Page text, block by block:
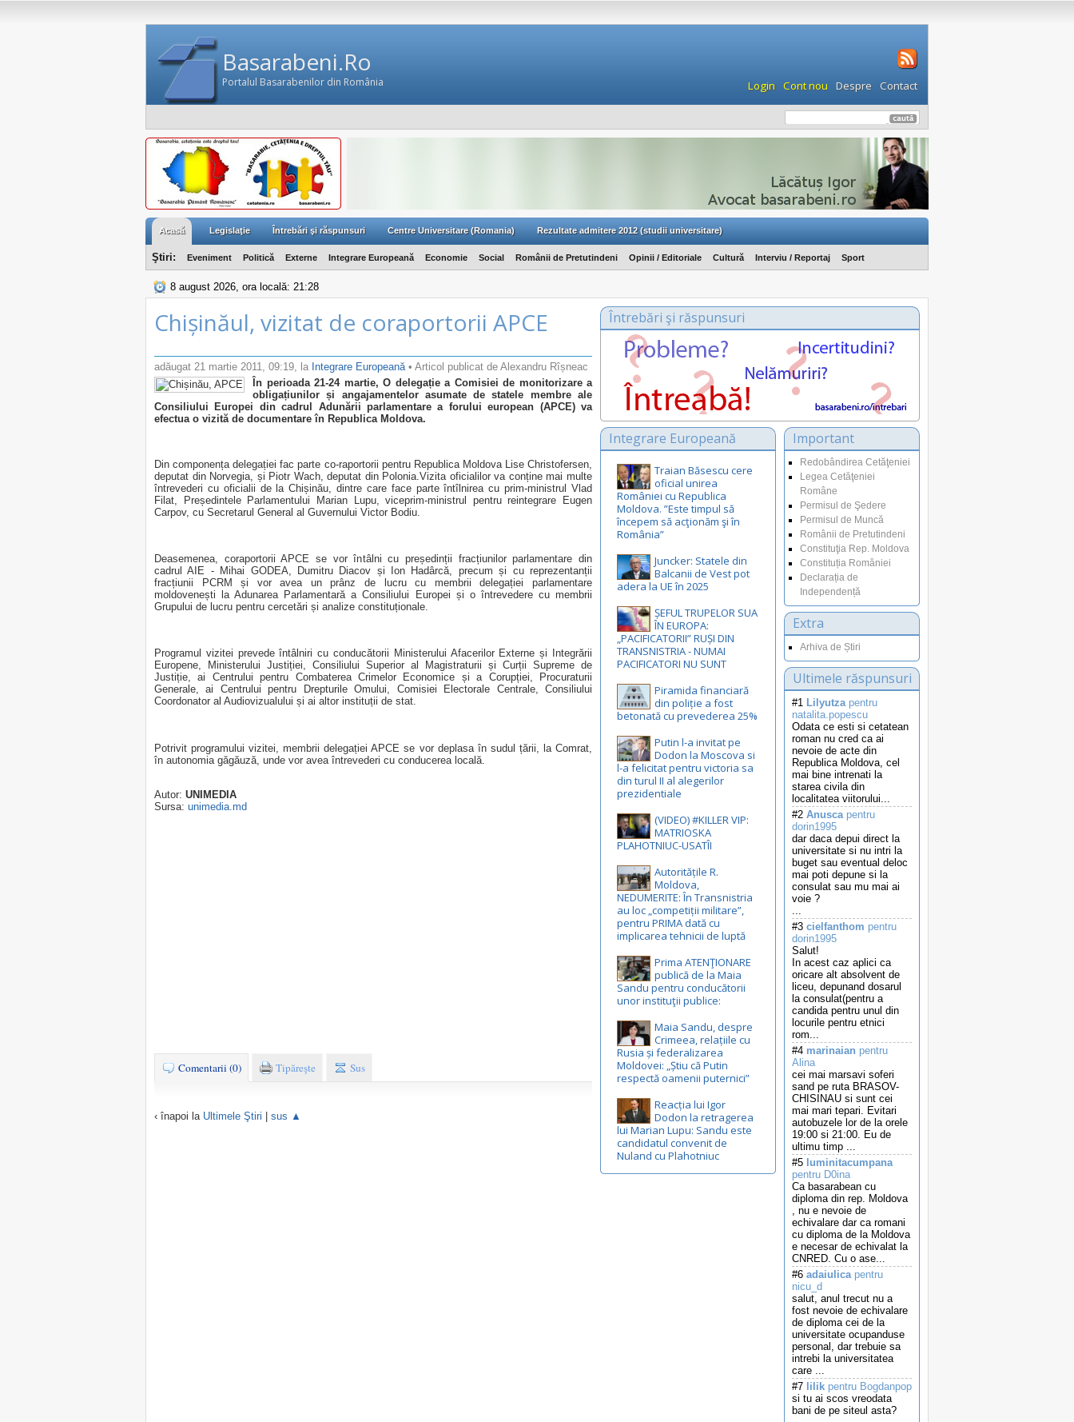
Basarabeni.Ro
Portalul Basarabenilor din România Login Cont nou Despre Contact
Acasă Legislaţie Întrebări şi răspunsuri Centre Universitare (Romania) Rezultate admitere 2012 (studii universitare)
Ştiri: Eveniment Politică Externe Integrare Europeană Economie Social Românii de Pretutindeni Opinii / Editoriale Cultură Interviu / Reportaj Sport
8 august 2026, ora locală: 21:28
Chișinăul, vizitat de coraportorii APCE
adăugat 21 martie 2011, 09:19, la Integrare Europeană • Articol publicat de Alexandru Rîșneac
În perioada 21-24 martie, O delegație a Comisiei de monitorizare a
obligațiunilor și angajamentelor asumate de statele membre ale
Consiliului Europei din cadrul Adunării parlamentare a forului european (APCE) va
efectua o vizită de documentare în Republica Moldova.
Din componența delegației fac parte co-raportorii pentru Republica Moldova Lise Christofersen,
deputat din Norvegia, și Piotr Wach, deputat din Polonia.Vizita oficialilor va conține mai multe
întrevederi cu oficialii de la Chișinău, dintre care face parte întîlnirea cu prim-ministrul Vlad
Filat, Președintele Parlamentului Marian Lupu, viceprim-ministrul pentru reintegrare Eugen
Carpov, cu Secretarul General al Guvernului Victor Bodiu.
Deasemenea, coraportorii APCE se vor întâlni cu președinții fracțiunilor parlamentare din
cadrul AIE - Mihai GODEA, Dumitru Diacov și Ion Hadârcă, precum și cu reprezentanții
fracțiunii PCRM și vor avea un prânz de lucru cu membrii delegației parlamentare
moldovenești la Adunarea Parlamentară a Consiliului Europei și o întrevedere cu membrii
Grupului de lucru pentru cercetări și analize constituționale.
Programul vizitei prevede întâlniri cu conducătorii Ministerului Afacerilor Externe și Integrării
Europene, Ministerului Justiției, Consiliului Superior al Magistraturii și Curții Supreme de
Justiție, ai Centrului pentru Combaterea Crimelor Economice și a Corupției, Procuraturii
Generale, ai Centrului pentru Drepturile Omului, Comisiei Electorale Centrale, Consiliului
Coordonator al Audiovizualului și ai altor instituții de stat.
Potrivit programului vizitei, membrii delegației APCE se vor deplasa în sudul țării, la Comrat,
în autonomia găgăuză, unde vor avea întrevederi cu conducerea locală.
Autor: UNIMEDIA
Sursa: unimedia.md
Comentarii (0) Tipăreşte Sus
‹ înapoi la Ultimele Ştiri sus ▲
Întrebări şi răspunsuri
Important
Redobândirea Cetăţeniei
Legea Cetăţeniei
Române
Permisul de Şedere
Permisul de Muncă
Românii de Pretutindeni
Constituţia Rep. Moldova
Constituția României
Declarația de
Independență
Extra
Arhiva de Știri
Ultimele răspunsuri
#1 Lilyutzapentru
natalita.popescu
Odata ce esti si cetatean
roman nu cred ca ai
nevoie de acte din
Republica Moldova, cel
mai bine intrenati la
starea civila din
localitatea viitorului...
#2 Anuscapentru
dorin1995
dar daca depui direct la
universitate si nu intri la
buget sau eventual deloc
mai poti depune si la
consulat sau mu mai ai
voie ?
...
#3 cielfanthom pentru
dorin1995
Salut!
In acest caz aplici ca
oricare alt absolvent de
liceu, depunand dosarul
la consulat(pentru a
candida pentru unul din
locurile pentru etnici
rom...
#4 marinaian pentru
Alina
cei mai marsavi soferi
sand pe ruta BRASOV-
CHISINAU si sunt cei
mai mari tepari. Evitari
autobuzele lor de la orele
19:00 si 21:00. Eu de
ultimu timp ...
#5 luminitacumpana
pentru D0ina
Ca basarabean cu
diploma din rep. Moldova
, nu e nevoie de
echivalare dar ca romani
cu diploma de la Moldova
e necesar de echivalat la
CNRED. Cu o ase...
#6 adaiulicapentru
nicu_d
salut, anul trecut nu a
fost nevoie de echivalare
de diploma cei de la
universitate ocupanduse
personal, dar trebuie sa
intrebi la universitatea
care ...
#7 lilik pentru Bogdanpop
si tu ai scos vreodata
bani de pe siteul asta?
Integrare Europeană
Traian Băsescu cere
oficial unirea
României cu Republica
Moldova. ”Este timpul să
începem să acţionăm şi în
România”
Juncker: Statele din
Balcanii de Vest pot
adera la UE în 2025
ȘEFUL TRUPELOR SUA
ÎN EUROPA:
„PACIFICATORII” RUȘI DIN
TRANSNISTRIA - NUMAI
PACIFICATORI NU SUNT
Piramida financiară
din poliție a fost
betonată cu prevederea 25%
Putin l-a invitat pe
Dodon la Moscova si
l-a felicitat pentru victoria sa
din turul II al alegerilor
prezidentiale
(VIDEO) #KILLER VIP:
MATRIOSKA
PLAHOTNIUC-USATÎI
Autoritățile R.
Moldova,
NEDUMERITE: În Transnistria
au loc „competiții militare”,
pentru PRIMA dată cu
implicarea tehnicii de luptă
Prima ATENŢIONARE
publică de la Maia
Sandu pentru conducătorii
unor instituţii publice:
Maia Sandu, despre
Crimeea, relațiile cu
Rusia și federalizarea
Moldovei: „Știu că Putin
respectă oamenii puternici”
Reacția lui Igor
Dodon la retragerea
lui Marian Lupu: Sandu este
candidatul convenit de
Nuland cu Plahotniuc